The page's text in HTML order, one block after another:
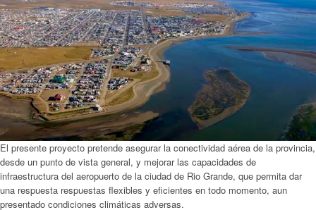
El presente proyecto pretende asegurar la conectividad aérea de la provincia,
desde un punto de vista general, y mejorar las capacidades de
infraestructura del aeropuerto de la ciudad de Rio Grande, que permita dar
una respuesta respuestas flexibles y eficientes en todo momento, aun
presentado condiciones climáticas adversas.